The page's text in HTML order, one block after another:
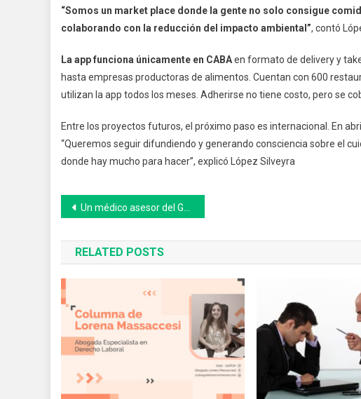
“Somos un market place donde la gente no solo consigue
colaborando con la reducción del impacto ambiental”, contó
La app funciona únicamente en CABAen formato de delivery y
hasta empresas productoras de alimentos. Cuentan con 600
utilizan la app todos los meses. Adherirse no tiene costo, pero se
Entre los proyectos futuros, el próximo paso es internacional. En
“Queremos seguir difundiendo y generando consciencia sobre el
donde hay mucho para hacer”, explicó López Silveyra
Navegación
de
entradas
Un médico asesor del Gobierno señala que la suba de contagios “ya se quebró“ pero alerta sobre la gravedad de la falta de cuidados
RELATED POSTS